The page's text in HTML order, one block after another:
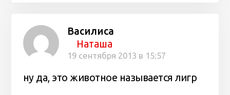
Василиса
Наташа
19 сентября 2013 в 15:57
ну да, это животное называется лигр